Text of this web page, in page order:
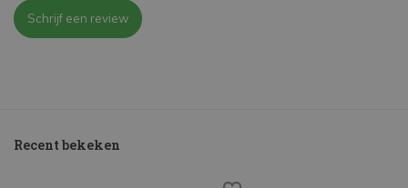
Schrijf een review
Recent bekeken